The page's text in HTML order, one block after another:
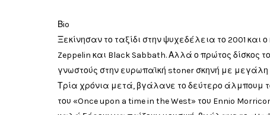
Βio
Ξεκίνησαν το ταξίδι στην ψυχεδέλεια το 2001
Zeppelin και Black Sabbath. Αλλά ο πρώτος δίσκος
γνωστούς στην ευρωπαϊκή stoner σκηνή με
Τρία χρόνια μετά, βγάλανε το δεύτερο άλμπουμ
του «Once upon a time in the West» του Ennio